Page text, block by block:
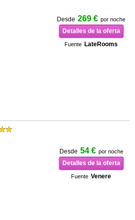
Desde 269 € por noche
Detalles de la oferta
Fuente LateRooms
Desde 54 € por noche
Detalles de la oferta
Fuente Venere